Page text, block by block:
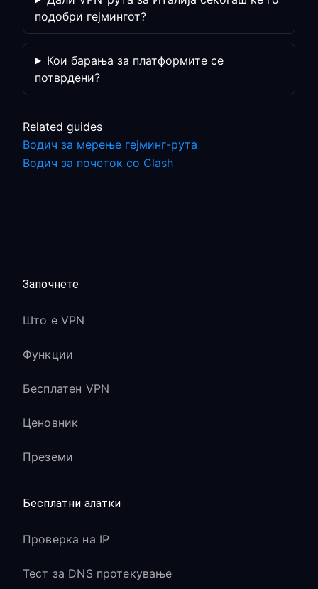
подобри гејмингот?
Кои барања за платформите се
потврдени?
Related guides
Водич за мерење гејминг-рута
Водич за почеток со Clash
Започнете
Што е VPN
Функции
Бесплатен VPN
Ценовник
Преземи
Бесплатни алатки
Проверка на IP
Тест за DNS протекување